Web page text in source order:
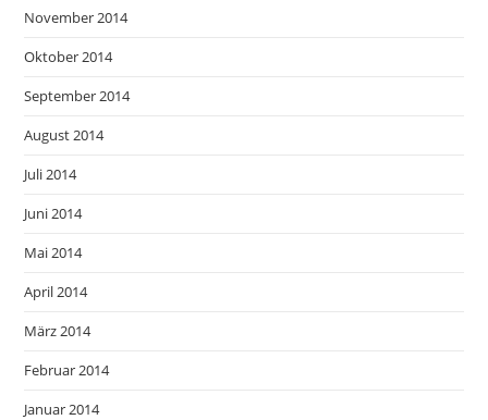
November 2014
Oktober 2014
September 2014
August 2014
Juli 2014
Juni 2014
Mai 2014
April 2014
März 2014
Februar 2014
Januar 2014